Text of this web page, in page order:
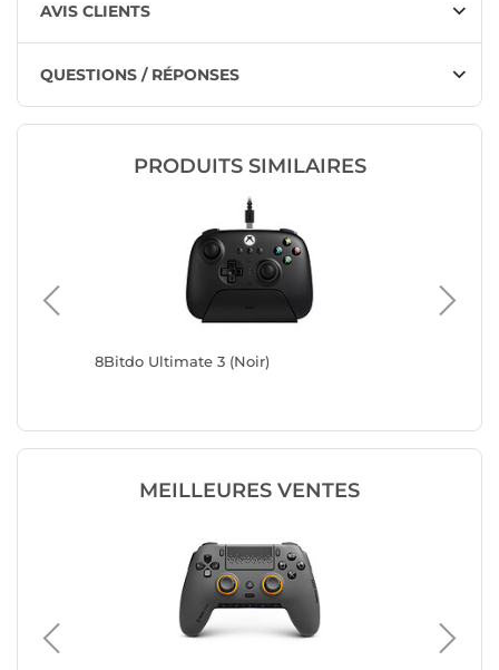
AVIS CLIENTS
QUESTIONS / RÉPONSES
PRODUITS SIMILAIRES
8Bitdo Ultimate 3 (Noir)
MEILLEURES VENTES